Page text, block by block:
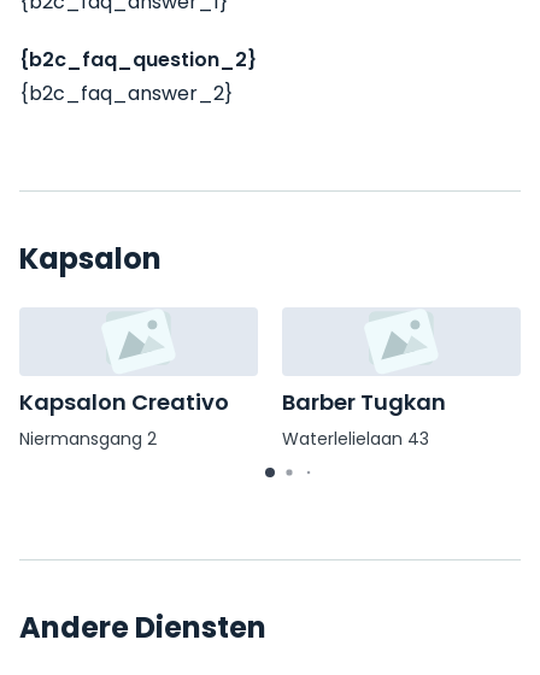
{b2c_faq_question_2}
{b2c_faq_answer_2}
Kapsalon
Kapsalon Creativo
Niermansgang 2
Barber Tugkan
Waterlelielaan 43
Andere Diensten